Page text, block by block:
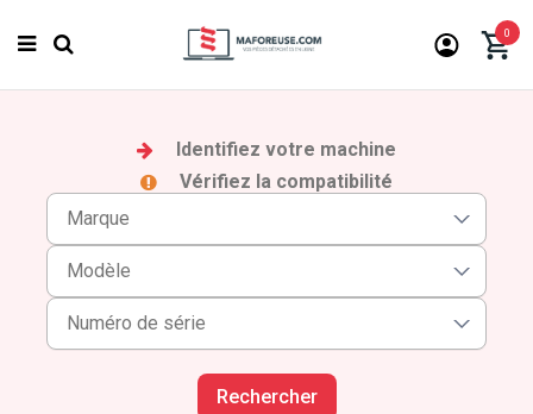
0
Identifiez votre machine
Vérifiez la compatibilité
Rechercher